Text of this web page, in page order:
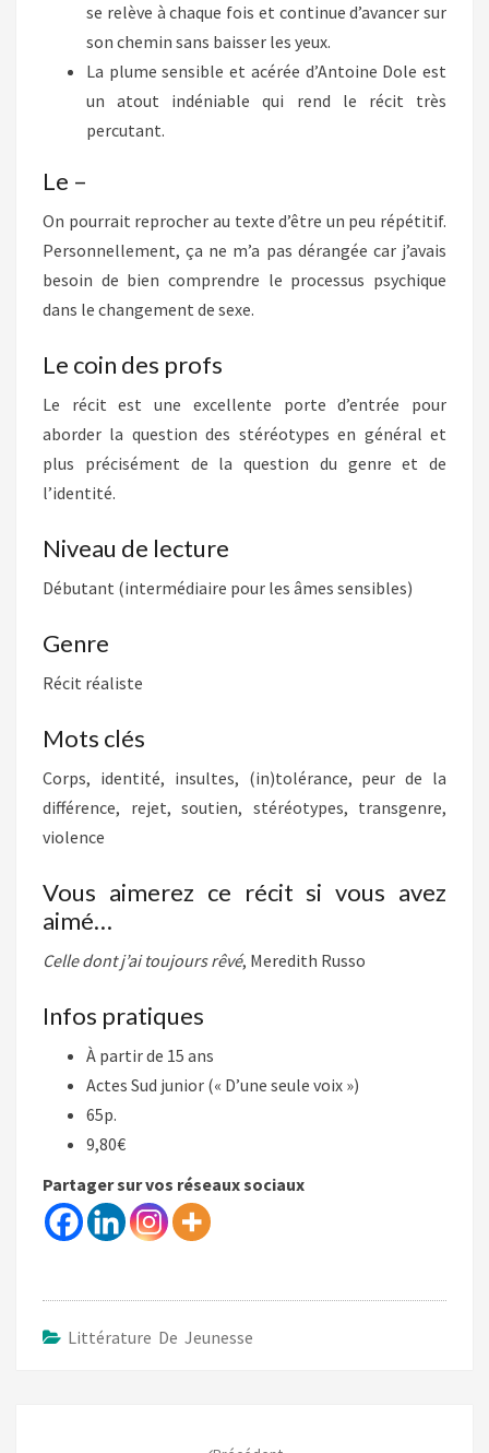
se relève à chaque fois et continue d’avancer sur
son chemin sans baisser les yeux.
La plume sensible et acérée d’Antoine Dole est
un atout indéniable qui rend le récit très
percutant.
Le –
On pourrait reprocher au texte d’être un peu répétitif.
Personnellement, ça ne m’a pas dérangée car j’avais
besoin de bien comprendre le processus psychique
dans le changement de sexe.
Le coin des profs
Le récit est une excellente porte d’entrée pour
aborder la question des stéréotypes en général et
plus précisément de la question du genre et de
l’identité.
Niveau de lecture
Débutant (intermédiaire pour les âmes sensibles)
Genre
Récit réaliste
Mots clés
Corps, identité, insultes, (in)tolérance, peur de la
différence, rejet, soutien, stéréotypes, transgenre,
violence
Vous aimerez ce récit si vous avez
aimé…
Celle dont j’ai toujours rêvé, Meredith Russo
Infos pratiques
À partir de 15 ans
Actes Sud junior (« D’une seule voix »)
65p.
9,80€
Partager sur vos réseaux sociaux
Littérature De Jeunesse